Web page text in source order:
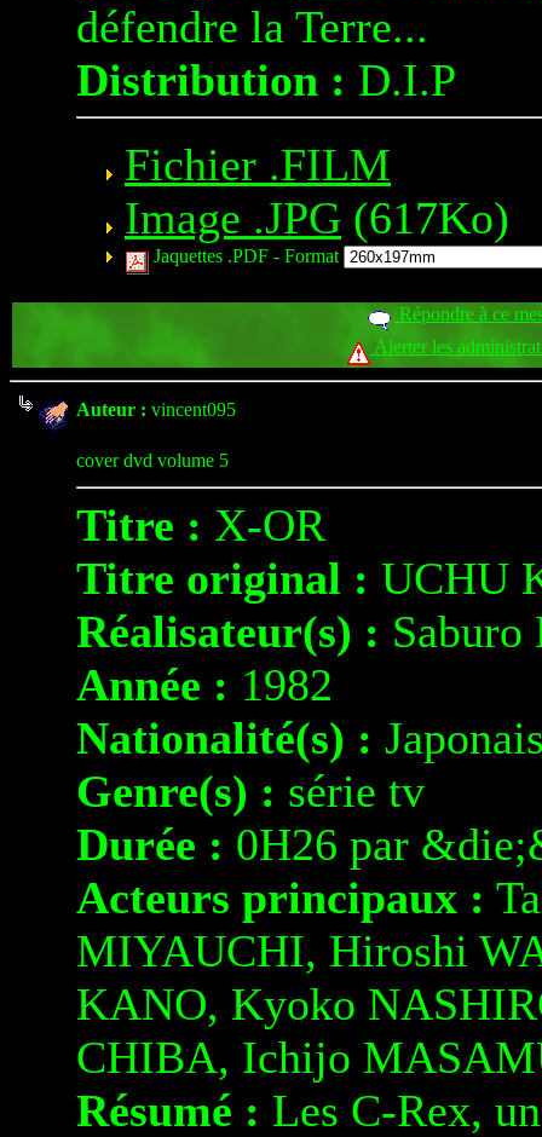
défendre la Terre...
Distribution : D.I.P
Fichier .FILM
Image .JPG (617Ko)
Jaquettes .PDF - Format
Répondre à ce
Alerter les
Auteur : vincent095
cover dvd volume 5
Titre : X-OR
Titre original : UCHU
Réalisateur(s) : Saburo
Année : 1982
Nationalité(s) :
Genre(s) : série tv
Durée : 0H26 par
Acteurs principaux :
MIYAUCHI, Hiroshi
KANO, Kyoko
CHIBA, Ichijo
Résumé : Les C-Rex,